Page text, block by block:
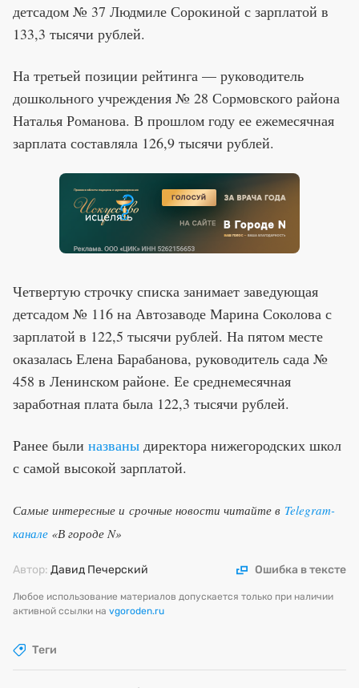
детсадом № 37 Людмиле Сорокиной с зарплатой в
133,3 тысячи рублей.
На третьей позиции рейтинга — руководитель
дошкольного учреждения № 28 Сормовского района
Наталья Романова. В прошлом году ее ежемесячная
зарплата составляла 126,9 тысячи рублей.
Четвертую строчку списка занимает заведующая
детсадом № 116 на Автозаводе Марина Соколова с
зарплатой в 122,5 тысячи рублей. На пятом месте
оказалась Елена Барабанова, руководитель сада №
458 в Ленинском районе. Ее среднемесячная
заработная плата была 122,3 тысячи рублей.
Ранее были названы директора нижегородских школ
с самой высокой зарплатой.
Самые интересные и срочные новости читайте в Telegram-
канале «В городе N»
Автор: Давид Печерский Ошибка в тексте
Любое использование материалов допускается только при наличии
активной ссылки на vgoroden.ru
Теги